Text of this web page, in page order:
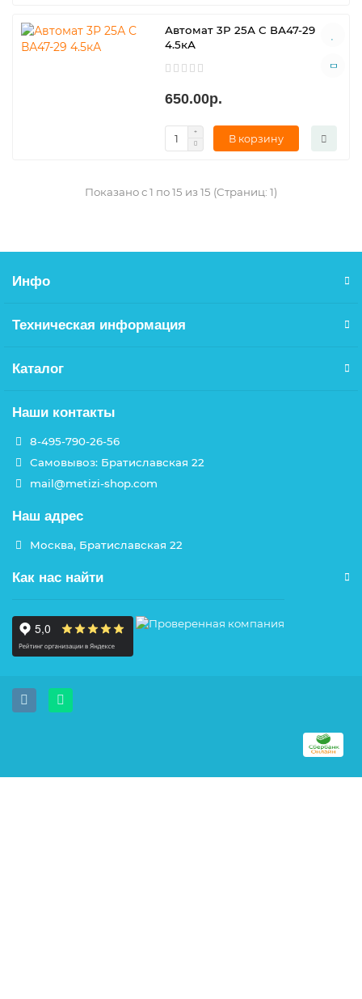
Автомат 3Р 25А С ВА47-29
4.5кА
650.00р.
В корзину
Показано с 1 по 15 из 15 (Страниц: 1)
Инфо
Техническая информация
Каталог
Наши контакты
8-495-790-26-56
Самовывоз: Братиславская 22
mail@metizi-shop.com
Наш адрес
Москва, Братиславская 22
Как нас найти